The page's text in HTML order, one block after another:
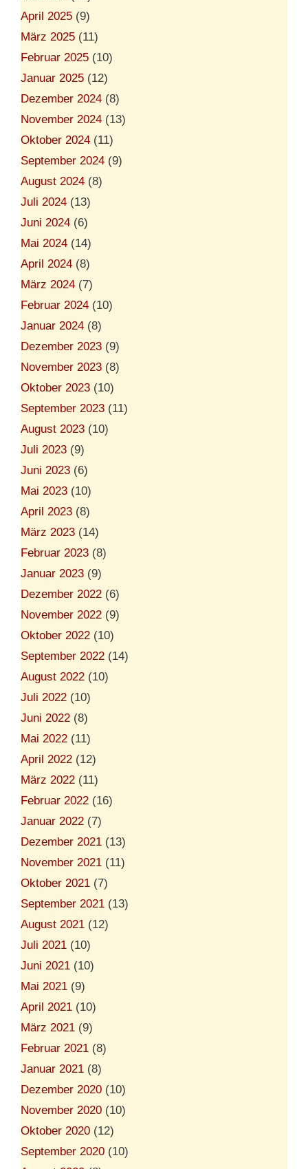
April 2025 (9)
März 2025 (11)
Februar 2025 (10)
Januar 2025 (12)
Dezember 2024 (8)
November 2024 (13)
Oktober 2024 (11)
September 2024 (9)
August 2024 (8)
Juli 2024 (13)
Juni 2024 (6)
Mai 2024 (14)
April 2024 (8)
März 2024 (7)
Februar 2024 (10)
Januar 2024 (8)
Dezember 2023 (9)
November 2023 (8)
Oktober 2023 (10)
September 2023 (11)
August 2023 (10)
Juli 2023 (9)
Juni 2023 (6)
Mai 2023 (10)
April 2023 (8)
März 2023 (14)
Februar 2023 (8)
Januar 2023 (9)
Dezember 2022 (6)
November 2022 (9)
Oktober 2022 (10)
September 2022 (14)
August 2022 (10)
Juli 2022 (10)
Juni 2022 (8)
Mai 2022 (11)
April 2022 (12)
März 2022 (11)
Februar 2022 (16)
Januar 2022 (7)
Dezember 2021 (13)
November 2021 (11)
Oktober 2021 (7)
September 2021 (13)
August 2021 (12)
Juli 2021 (10)
Juni 2021 (10)
Mai 2021 (9)
April 2021 (10)
März 2021 (9)
Februar 2021 (8)
Januar 2021 (8)
Dezember 2020 (10)
November 2020 (10)
Oktober 2020 (12)
September 2020 (10)